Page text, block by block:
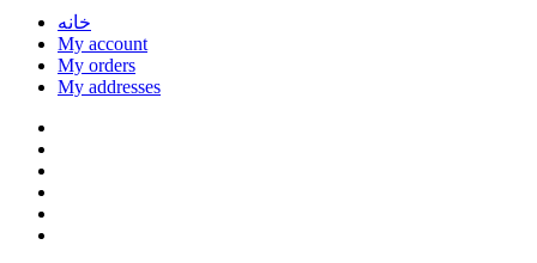
خانه
My account
My orders
My addresses